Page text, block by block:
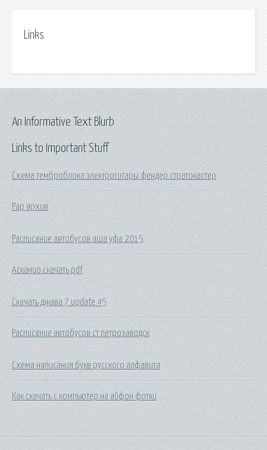
Links
Links to Important Stuff
Схема темброблока электрогитары фендер стратокастер
Рар архив
Расписание автобусов аша уфа 2015
Асканио скачать pdf
Скачать джава 7 update 45
Расписание автобусов ст петрозаводск
Схема написания букв русского алфавита
Как скачать с компьютер на айфон фотки
An Informative Text Blurb